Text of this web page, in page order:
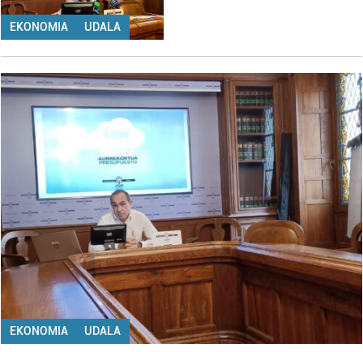
EKONOMIA UDALA
EKONOMIA UDALA